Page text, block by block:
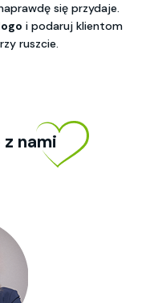
się przydaje.
i podaruj klientom
ruszcie.
nami